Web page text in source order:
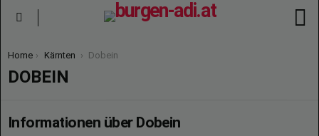
You are here:
Home Kärnten Dobein
DOBEIN
Informationen über Dobein